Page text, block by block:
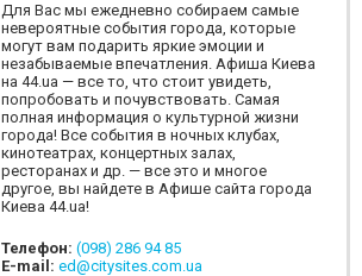
Для Вас мы ежедневно собираем самые
невероятные события города, которые
могут вам подарить яркие эмоции и
незабываемые впечатления. Афиша Киева
на 44.ua — все то, что стоит увидеть,
попробовать и почувствовать. Самая
полная информация о культурной жизни
города! Все события в ночных клубах,
кинотеатрах, концертных залах,
ресторанах и др. — все это и многое
другое, вы найдете в Афише сайта города
Киева 44.ua!
Телефон: (098) 286 94 85
E-mail: ed@citysites.com.ua